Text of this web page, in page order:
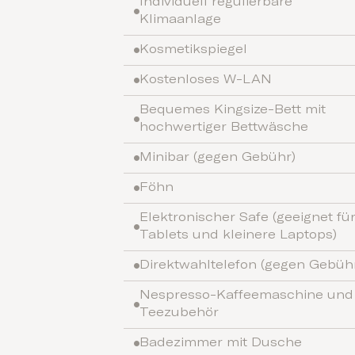
Klimaanlage
Kosmetikspiegel
Kostenloses W-LAN
Bequemes Kingsize-Bett mit
hochwertiger Bettwäsche
Minibar (gegen Gebühr)
Föhn
Elektronischer Safe (geeignet für
Tablets und kleinere Laptops)
Direktwahltelefon (gegen
Nespresso-Kaffeemaschine und
Teezubehör
Badezimmer mit Dusche